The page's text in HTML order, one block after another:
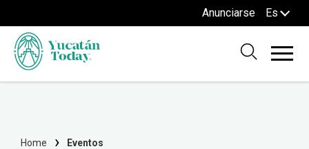
Anunciarse Es
Home Eventos